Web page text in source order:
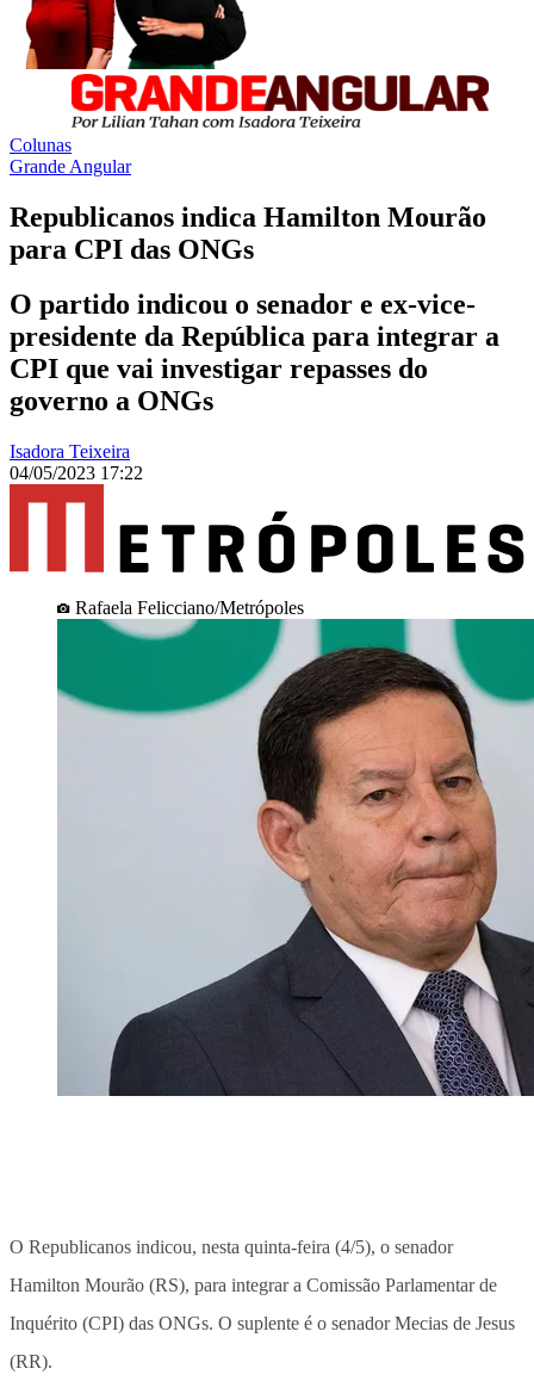
Colunas
Grande Angular
Republicanos indica Hamilton Mourão
para CPI das ONGs
O partido indicou o senador e ex-vice-
presidente da República para integrar a
CPI que vai investigar repasses do
governo a ONGs
Isadora Teixeira
04/05/2023 17:22
Rafaela Felicciano/Metrópoles
O Republicanos indicou, nesta quinta-feira (4/5), o senador
Hamilton Mourão (RS), para integrar a Comissão Parlamentar de
Inquérito (CPI) das ONGs. O suplente é o senador Mecias de Jesus
(RR).